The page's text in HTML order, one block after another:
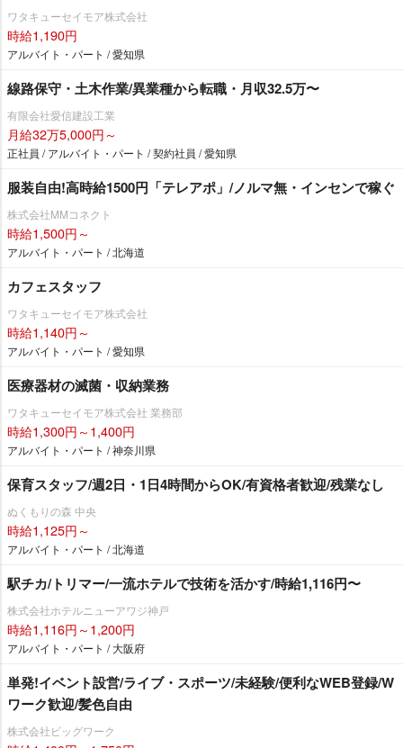
ワタキューセイモア株式会社
時給1,190円
アルバイト・パート / 愛知県
線路保守・土木作業/異業種から転職・月収32.5万〜
有限会社愛信建設工業
月給32万5,000円～
正社員 / アルバイト・パート / 契約社員 / 愛知県
服装自由!高時給1500円「テレアポ」/ノルマ無・インセンで稼ぐ
株式会社MMコネクト
時給1,500円～
アルバイト・パート / 北海道
カフェスタッフ
ワタキューセイモア株式会社
時給1,140円～
アルバイト・パート / 愛知県
医療器材の滅菌・収納業務
ワタキューセイモア株式会社 業務部
時給1,300円～1,400円
アルバイト・パート / 神奈川県
保育スタッフ/週2日・1日4時間からOK/有資格者歓迎/残業なし
ぬくもりの森 中央
時給1,125円～
アルバイト・パート / 北海道
駅チカ/トリマー/一流ホテルで技術を活かす/時給1,116円〜
株式会社ホテルニューアワジ神戸
時給1,116円～1,200円
アルバイト・パート / 大阪府
単発!イベント設営/ライブ・スポーツ/未経験/便利なWEB登録/W
ワーク歓迎/髪色自由
株式会社ビッグワーク